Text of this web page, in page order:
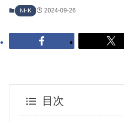
NHK 2024-09-26
目次